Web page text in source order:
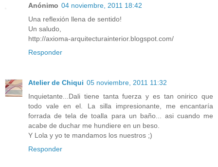
Anónimo 04 noviembre, 2011 18:42
Una reflexión llena de sentido!
Un saludo,
http://axioma-arquitecturainterior.blogspot.com/
Responder
Atelier de Chiqui 05 noviembre, 2011 11:32
Inquietante...Dali tiene tanta fuerza y es tan onirico que
todo vale en el. La silla impresionante, me encantaría
forrada de tela de toalla para un baño... asi cuando me
acabe de duchar me hundiere en un beso.
Y Lola y yo te mandamos los nuestros ;)
Responder